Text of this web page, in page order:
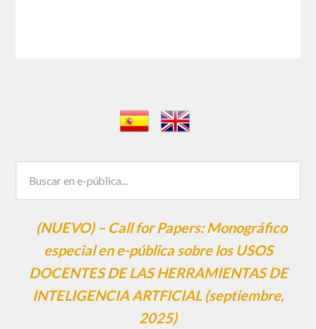
(NUEVO) – Call for Papers: Monográfico
especial en e-pública sobre los USOS
DOCENTES DE LAS HERRAMIENTAS DE
INTELIGENCIA ARTFICIAL (septiembre,
2025)